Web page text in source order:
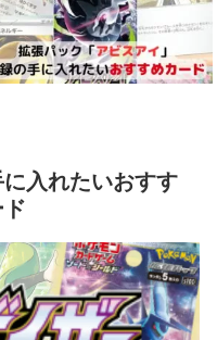
入れたいおすす